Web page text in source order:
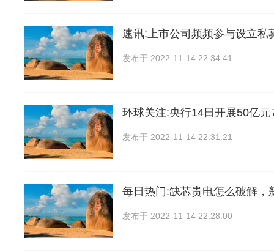
速讯:上市公司频频参与设立私
发布于 2022-11-14 22:34:41
环球关注:央行14日开展50亿
发布于 2022-11-14 22:31:21
每日热门:缺芯贵电怎么破解，
发布于 2022-11-14 22:28:00